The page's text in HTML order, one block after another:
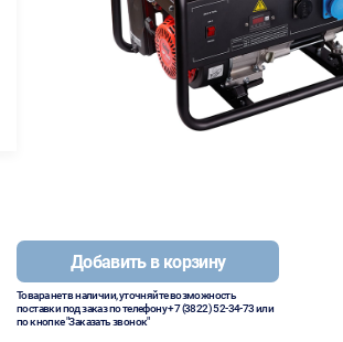
Добавить в корзину
Товара нет в наличии, уточняйте возможность
поставки под заказ по телефону+7 (3822) 52-34-73или
по кнопке "Заказать звонок"